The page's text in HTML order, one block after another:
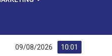
10:01
09/08/2026